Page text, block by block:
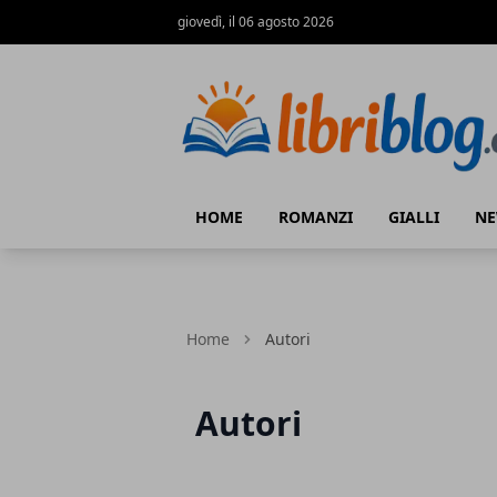
giovedì, il 06 agosto 2026
HOME ROMANZI GIALLI
Home Autori
Autori